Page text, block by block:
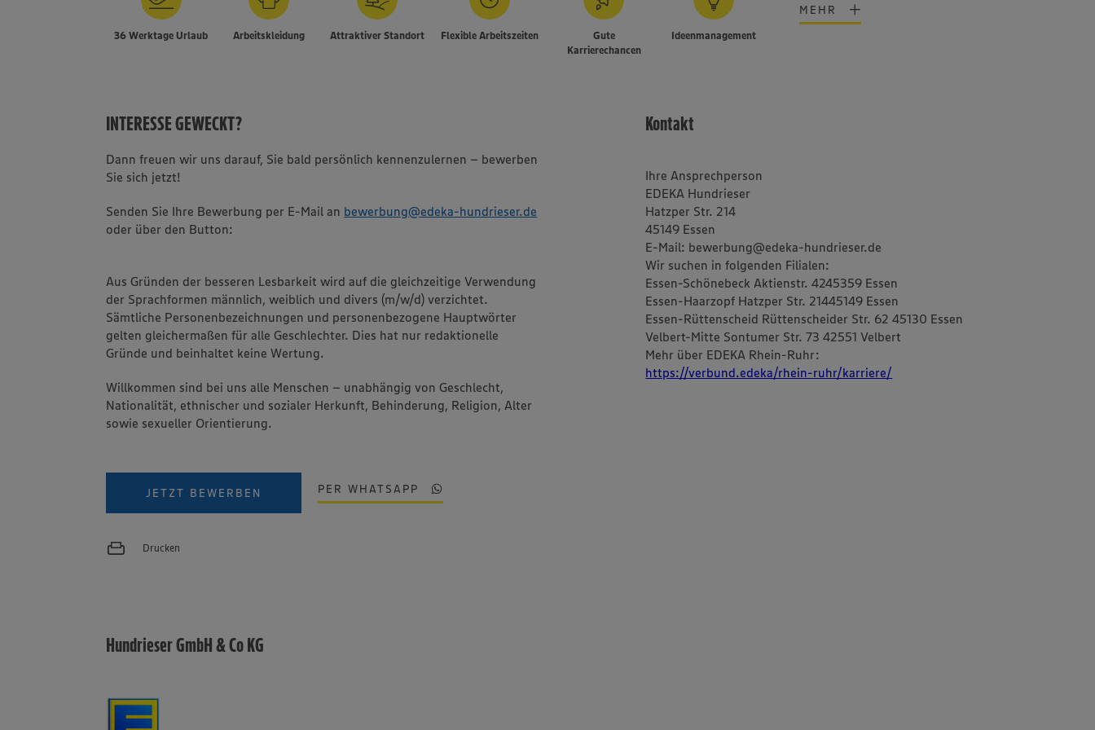
36 Werktage Urlaub Arbeitskleidung Attraktiver Standort Flexible Arbeitszeiten
Gute
Karrierechancen
Ideenmanagement
MEHR
INTERESSE GEWECKT?
Dann freuen wir uns darauf, Sie bald persönlich kennenzulernen – bewerben
Sie sich jetzt!
Senden Sie Ihre Bewerbung per E-Mail an bewerbung@edeka-hundrieser.de
oder über den Button:
Aus Gründen der besseren Lesbarkeit wird auf die gleichzeitige Verwendung
der Sprachformen männlich, weiblich und divers (m/w/d) verzichtet.
Sämtliche Personenbezeichnungen und personenbezogene Hauptwörter
gelten gleichermaßen für alle Geschlechter. Dies hat nur redaktionelle
Gründe und beinhaltet keine Wertung.
Willkommen sind bei uns alle Menschen – unabhängig von Geschlecht,
Nationalität, ethnischer und sozialer Herkunft, Behinderung, Religion, Alter
sowie sexueller Orientierung.
JETZT BEWERBEN PER WHATSAPP
Drucken
Kontakt
Ihre Ansprechperson
EDEKA Hundrieser
Hatzper Str. 214
45149 Essen
E-Mail: bewerbung@edeka-hundrieser.de
Wir suchen in folgenden Filialen:
Essen-Schönebeck Aktienstr. 4245359 Essen
Essen-Haarzopf Hatzper Str. 21445149 Essen
Essen-Rüttenscheid Rüttenscheider Str. 62 45130 Essen
Velbert-Mitte Sontumer Str. 73 42551 Velbert
Mehr über EDEKA Rhein-Ruhr:
https://verbund.edeka/rhein-ruhr/karriere/
Hundrieser GmbH & Co KG